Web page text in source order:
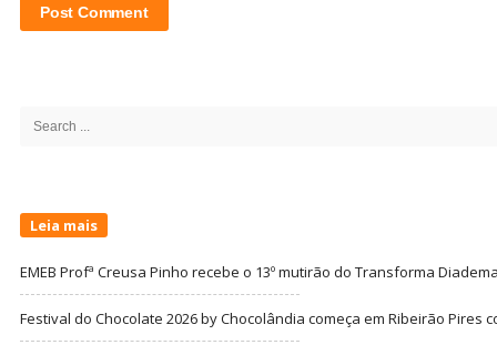
Search
Leia mais
EMEB Profª Creusa Pinho recebe o 13º mutirão do Transforma
Festival do Chocolate 2026 by Chocolândia começa em Ribeirão Pires